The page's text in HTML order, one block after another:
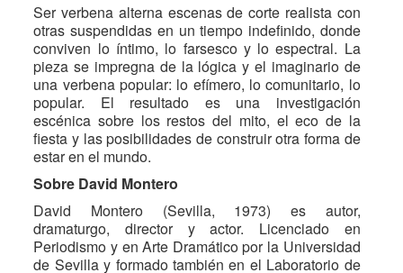
Ser verbena alterna escenas de corte realista con
otras suspendidas en un tiempo indefinido, donde
conviven lo íntimo, lo farsesco y lo espectral. La
pieza se impregna de la lógica y el imaginario de
una verbena popular: lo efímero, lo comunitario, lo
popular. El resultado es una investigación
escénica sobre los restos del mito, el eco de la
fiesta y las posibilidades de construir otra forma de
estar en el mundo.
Sobre David Montero
David Montero (Sevilla, 1973) es autor,
dramaturgo, director y actor. Licenciado en
Periodismo y en Arte Dramático por la Universidad
de Sevilla y formado también en el Laboratorio de